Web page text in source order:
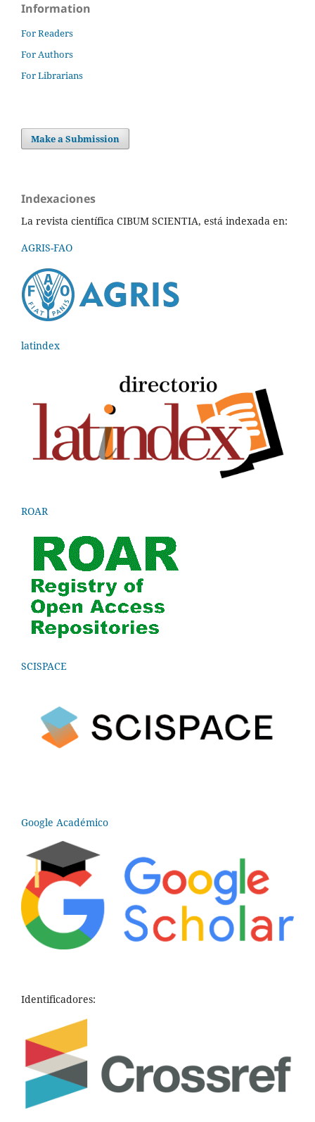
Information
For Readers
For Authors
For Librarians
Make a Submission
Indexaciones
La revista científica CIBUM SCIENTIA, está indexada en:
AGRIS-FAO
latindex
ROAR
SCISPACE
Google Académico
Identificadores: